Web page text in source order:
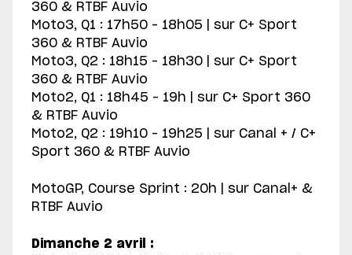
360 & RTBF Auvio
Moto3, Q1 : 17h50 – 18h05 | sur C+ Sport
360 & RTBF Auvio
Moto3, Q2 : 18h15 – 18h30 | sur C+ Sport
360 & RTBF Auvio
Moto2, Q1 : 18h45 – 19h | sur C+ Sport 360
& RTBF Auvio
Moto2, Q2 : 19h10 – 19h25 | sur Canal + / C+
Sport 360 & RTBF Auvio
MotoGP, Course Sprint : 20h | sur Canal+ &
RTBF Auvio
Dimanche 2 avril :